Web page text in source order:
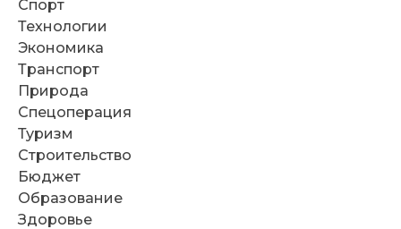
Спорт
Технологии
Экономика
Транспорт
Природа
Спецоперация
Туризм
Строительство
Бюджет
Образование
Здоровье